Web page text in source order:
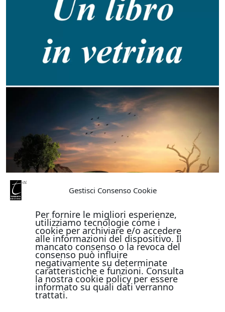
Gestisci Consenso Cookie
Per fornire le migliori esperienze,
utilizziamo tecnologie come i
cookie per archiviare e/o accedere
alle informazioni del dispositivo. Il
mancato consenso o la revoca del
consenso può influire
negativamente su determinate
caratteristiche e funzioni. Consulta
la nostra cookie policy per essere
informato su quali dati verranno
trattati.